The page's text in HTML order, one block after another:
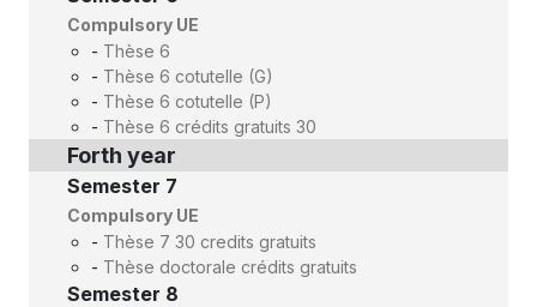
Compulsory UE
- Thèse 6
- Thèse 6 cotutelle (G)
- Thèse 6 cotutelle (P)
- Thèse 6 crédits gratuits 30
Forth year
Semester 7
Compulsory UE
- Thèse 7 30 credits gratuits
- Thèse doctorale crédits gratuits
Semester 8